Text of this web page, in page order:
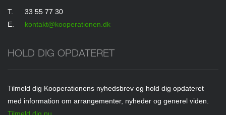
T.
33 55 77 30
E.
kontakt@kooperationen.dk
HOLD DIG OPDATERET
Tilmeld dig Kooperationens nyhedsbrev og hold dig opdateret
med information om arrangementer, nyheder og generel viden.
Tilmeld dig nu